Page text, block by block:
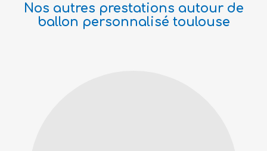
Nos autres prestations autour de
ballon personnalisé toulouse